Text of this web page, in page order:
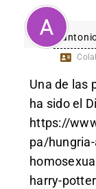
Una de las
ha sido el
https://
pa/
harry-